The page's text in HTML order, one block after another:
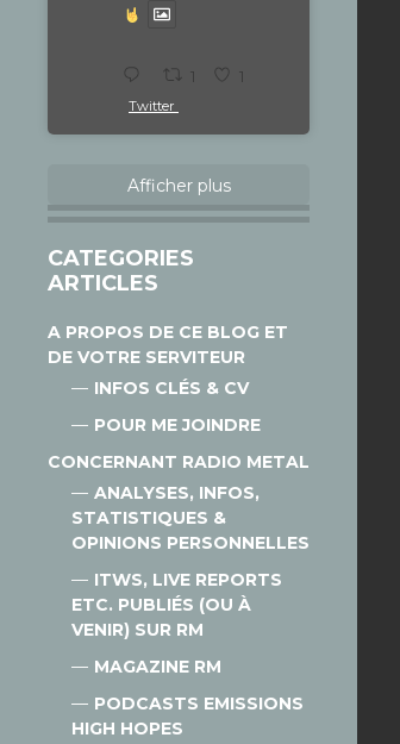
1 1
Twitter
Afficher plus
CATEGORIES
ARTICLES
A PROPOS DE CE BLOG ET
DE VOTRE SERVITEUR
INFOS CLÉS & CV
POUR ME JOINDRE
CONCERNANT RADIO METAL
ANALYSES, INFOS,
STATISTIQUES &
OPINIONS PERSONNELLES
ITWS, LIVE REPORTS
ETC. PUBLIÉS (OU À
VENIR) SUR RM
MAGAZINE RM
PODCASTS EMISSIONS
HIGH HOPES